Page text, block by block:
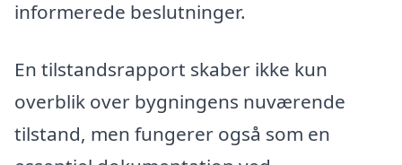
informerede beslutninger.
En tilstandsrapport skaber ikke kun
overblik over bygningens nuværende
tilstand, men fungerer også som en